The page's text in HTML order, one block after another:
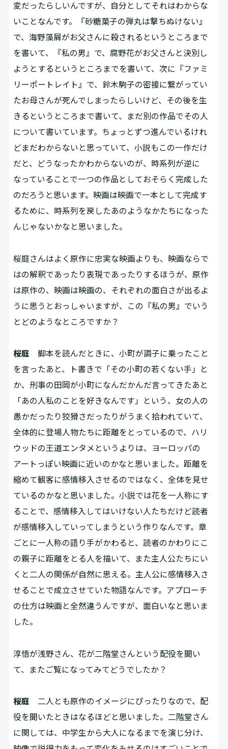
変だったらしいんですが、自分としてそれはわからな
いことなんです。『砂糖菓子の弾丸は撃ちぬけない』
で、海野藻屑がお父さんに殺されるというところまで
を書いて、『私の男』で、腐野花がお父さんと決別し
ようとするというところまでを書いて、次に『ファミ
リーポートレイト』で、鈴木駒子の密接に繋がってい
たお母さんが死んでしまったらしいけど、その後を生
きるというところまで書いて、まだ別の作品でその人
について書いています。ちょっとずつ進んでいるけれ
どまだわからないと思っていて、小説もこの一作だけ
だと、どうなったかわからないのが、時系列が逆に
なっていることで一つの作品としておそらく完成した
のだろうと思います。映画は映画で一本として完成す
るために、時系列を戻したあのようなかたちになった
んじゃないかなと思いました。
――桜庭さんはよく原作に忠実な映画よりも、映画ならで
はの解釈であったり表現であったりするほうが、原作
は原作の、映画は映画の、それぞれの面白さが出るよ
うに思うとおっしゃいますが、この『私の男』でいう
とどのようなところですか？
桜庭 脚本を読んだときに、小町が調子に乗ったこと
を言ったあと、ト書きで「その小町の若くない手」と
か、刑事の田岡が小町になんだかんだ言ってきたあと
「あの人私のことを好きなんです」という、女の人の
愚かだったり狡猾さだったりがうまく拾われていて、
全体的に登場人物たちに距離をとっているので、ハリ
ウッドの王道エンタメというよりは、ヨーロッパの
アートっぽい映画に近いのかなと思いました。距離を
縮めて観客に感情移入させるのではなく、全体を見せ
ているのかなと思いました。小説では花を一人称にす
ることで、感情移入してはいけない人たちだけど読者
が感情移入していってしまうという作りなんです。章
ごとに一人称の語り手がかわると、読者のかわりにこ
の親子に距離をとる人を描いて、また主人公たちにい
くと二人の関係が自然に思える。主人公に感情移入さ
せることで成立させていた物語なんです。アプローチ
の仕方は映画と全然違うんですが、面白いなと思いま
した。
――淳悟が浅野さん、花が二階堂さんという配役を聞い
て、またご覧になってみてどうでしたか？
桜庭 二人とも原作のイメージにぴったりなので、配
役を聞いたときはなるほどと思いました。二階堂さん
に関しては、中学生から大人になるまでを演じ分け、